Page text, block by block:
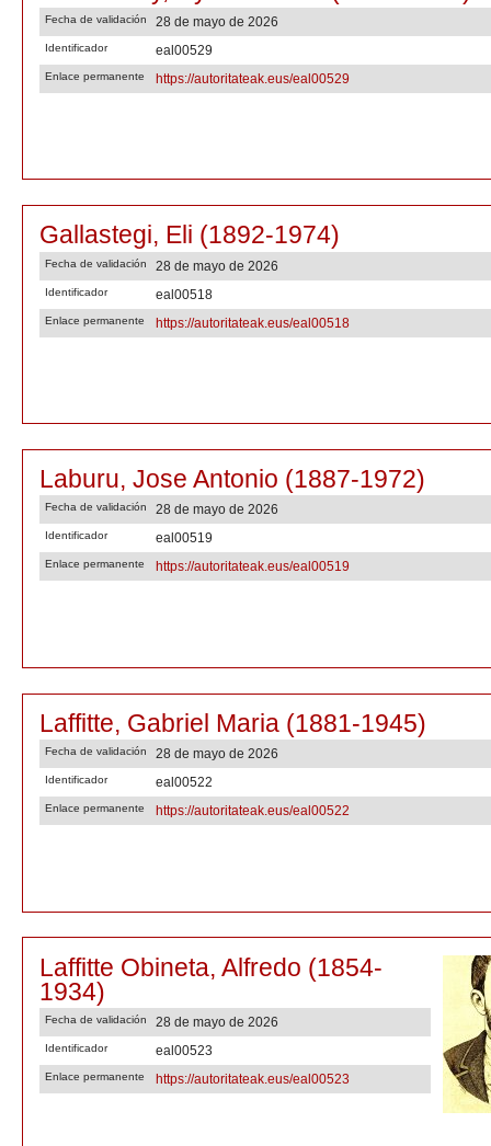
Fecha de validación 28 de mayo de 2026
Identificador eal00529
Enlace permanente https://autoritateak.eus/eal00529
Gallastegi, Eli (1892-1974)
Fecha de validación 28 de mayo de 2026
Identificador eal00518
Enlace permanente https://autoritateak.eus/eal00518
Laburu, Jose Antonio (1887-1972)
Fecha de validación 28 de mayo de 2026
Identificador eal00519
Enlace permanente https://autoritateak.eus/eal00519
Laffitte, Gabriel Maria (1881-1945)
Fecha de validación 28 de mayo de 2026
Identificador eal00522
Enlace permanente https://autoritateak.eus/eal00522
Laffitte Obineta, Alfredo (1854-
1934)
Fecha de validación 28 de mayo de 2026
Identificador eal00523
Enlace permanente https://autoritateak.eus/eal00523